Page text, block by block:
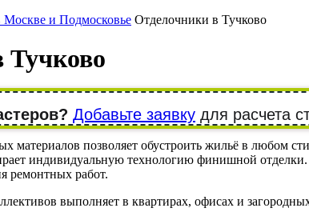
и Подмосковье Отделочники в Тучково
Тучково
Добавьте заявку для расчета
материалов позволяет обустроить жильё в любом
индивидуальную технологию финишной
ремонтных работ.
выполняет в квартирах, офисах и